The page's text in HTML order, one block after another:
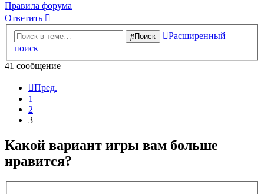
Правила форума
Ответить
Поиск
Расширенный
поиск
41 сообщение
Пред.
1
2
3
Какой вариант игры вам больше
нравится?